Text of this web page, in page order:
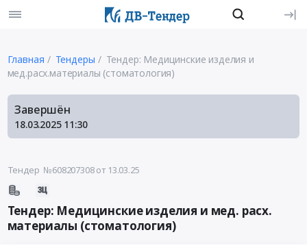
Главная Тендеры
Тендер: Медицинские изделия и
мед.расх.материалы (стоматология)
Завершён
18.03.2025 11:30
Тендер №608207308от 13.03.25
Тендер: Медицинские изделия и мед. расх.
материалы (стоматология)